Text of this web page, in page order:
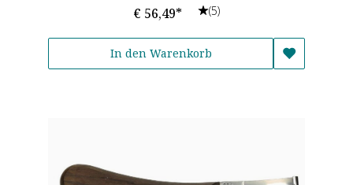
€ 56,49* (5)
In den Warenkorb